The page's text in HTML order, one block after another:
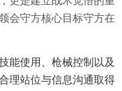
会守方核心目标守方在
能使用、枪械控制以及
理站位与信息沟通取得